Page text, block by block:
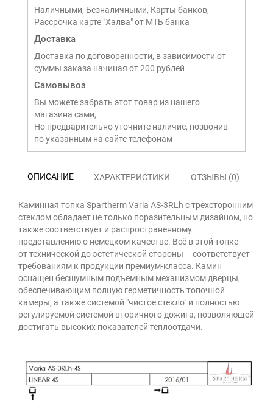
Наличными, Безналичными, Карты банков,
Рассрочка карте "Халва" от МТБ банка
Доставка
Доставка по договоренности, в зависимости от
суммы заказа начиная от 200 рублей
Самовывоз
Вы можете забрать этот товар из нашего
магазина сами,
Но предварительно уточните наличие, позвонив
по указанным на сайте телефонам
ОПИСАНИЕ ХАРАКТЕРИСТИКИ ОТЗЫВЫ (0)
Каминная топка Spartherm Varia AS-3RLh с трехсторонним
стеклом обладает не только поразительным дизайном, но
также соответствует и распространенному
представлению о немецком качестве. Всё в этой топке –
от технической до эстетической стороны – соответствует
требованиям к продукции премиум-класса. Камин
оснащен бесшумным подъемным механизмом дверцы,
обеспечивающим полную герметичность топочной
камеры, а также системой "чистое стекло" и полностью
регулируемой системой вторичного дожига, позволяющей
достигать высоких показателей теплоотдачи.